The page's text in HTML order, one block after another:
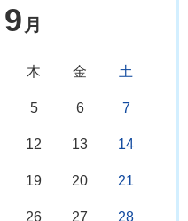
9 月
木 金 土
5 6 7
12 13 14
19 20 21
26 27 28